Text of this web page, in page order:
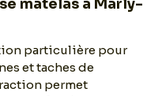
matelas à Marly-
particulière pour
et taches de
permet